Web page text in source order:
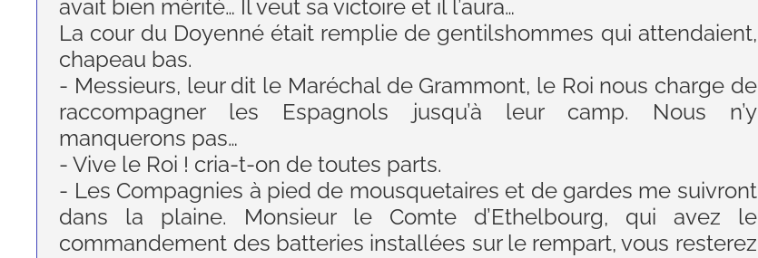
avait bien mérité… Il veut sa victoire et il l’aura…
La cour du Doyenné était remplie de gentilshommes qui attendaient,
chapeau bas.
- Messieurs, leur dit le Maréchal de Grammont, le Roi nous charge de
raccompagner les Espagnols jusqu’à leur camp. Nous n’y
manquerons pas…
- Vive le Roi ! cria-t-on de toutes parts.
- Les Compagnies à pied de mousquetaires et de gardes me suivront
dans la plaine. Monsieur le Comte d’Ethelbourg, qui avez le
commandement des batteries installées sur le rempart, vous resterez